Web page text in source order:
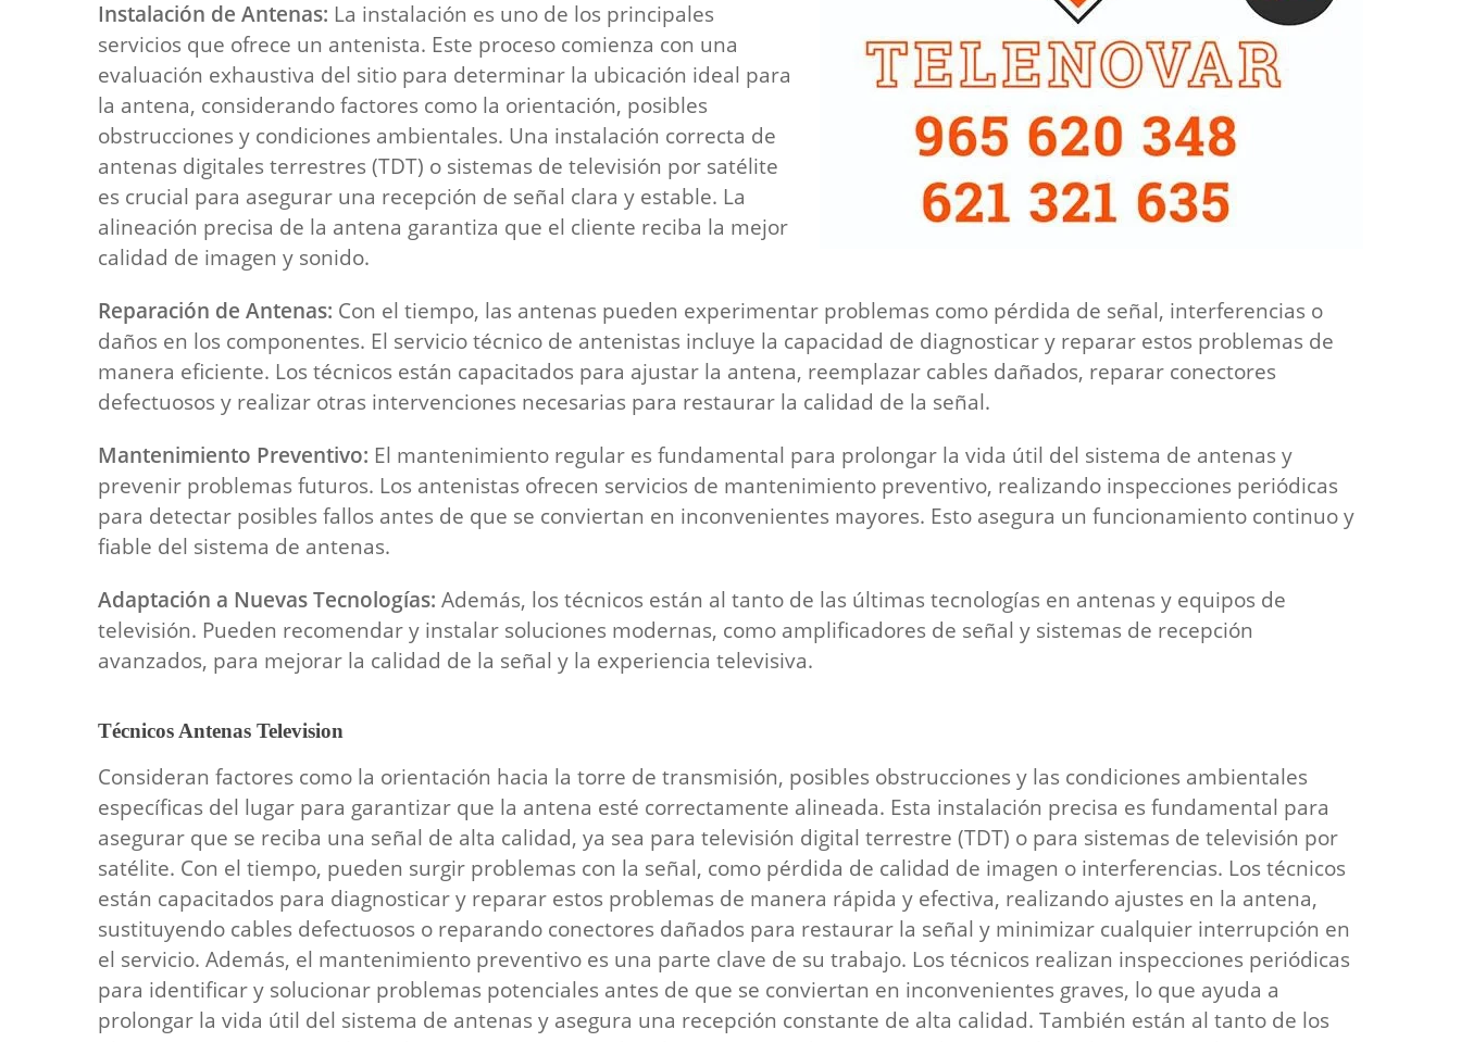
Instalación de Antenas: La instalación es uno de los principales
servicios que ofrece un antenista. Este proceso comienza con una
evaluación exhaustiva del sitio para determinar la ubicación ideal para
la antena, considerando factores como la orientación, posibles
obstrucciones y condiciones ambientales. Una instalación correcta de
antenas digitales terrestres (TDT) o sistemas de televisión por satélite
es crucial para asegurar una recepción de señal clara y estable. La
alineación precisa de la antena garantiza que el cliente reciba la mejor
calidad de imagen y sonido.
Reparación de Antenas: Con el tiempo, las antenas pueden experimentar problemas como pérdida de señal, interferencias o
daños en los componentes. El servicio técnico de antenistas incluye la capacidad de diagnosticar y reparar estos problemas de
manera eficiente. Los técnicos están capacitados para ajustar la antena, reemplazar cables dañados, reparar conectores
defectuosos y realizar otras intervenciones necesarias para restaurar la calidad de la señal.
Mantenimiento Preventivo: El mantenimiento regular es fundamental para prolongar la vida útil del sistema de antenas y
prevenir problemas futuros. Los antenistas ofrecen servicios de mantenimiento preventivo, realizando inspecciones periódicas
para detectar posibles fallos antes de que se conviertan en inconvenientes mayores. Esto asegura un funcionamiento continuo y
fiable del sistema de antenas.
Adaptación a Nuevas Tecnologías: Además, los técnicos están al tanto de las últimas tecnologías en antenas y equipos de
televisión. Pueden recomendar y instalar soluciones modernas, como amplificadores de señal y sistemas de recepción
avanzados, para mejorar la calidad de la señal y la experiencia televisiva.
Técnicos Antenas Television
Consideran factores como la orientación hacia la torre de transmisión, posibles obstrucciones y las condiciones ambientales
específicas del lugar para garantizar que la antena esté correctamente alineada. Esta instalación precisa es fundamental para
asegurar que se reciba una señal de alta calidad, ya sea para televisión digital terrestre (TDT) o para sistemas de televisión por
satélite. Con el tiempo, pueden surgir problemas con la señal, como pérdida de calidad de imagen o interferencias. Los técnicos
están capacitados para diagnosticar y reparar estos problemas de manera rápida y efectiva, realizando ajustes en la antena,
sustituyendo cables defectuosos o reparando conectores dañados para restaurar la señal y minimizar cualquier interrupción en
el servicio. Además, el mantenimiento preventivo es una parte clave de su trabajo. Los técnicos realizan inspecciones periódicas
para identificar y solucionar problemas potenciales antes de que se conviertan en inconvenientes graves, lo que ayuda a
prolongar la vida útil del sistema de antenas y asegura una recepción constante de alta calidad. También están al tanto de los